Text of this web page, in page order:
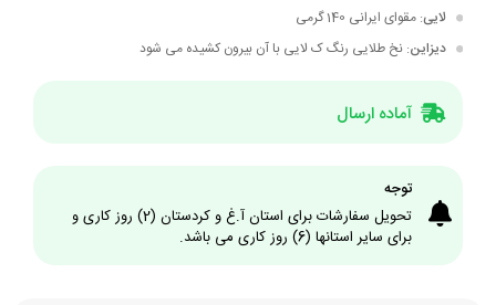
لایی: مقوای ایرانی 140 گرمی
دیزاین: نخ طلایی رنگ ک لایی با آن بیرون کشیده می شود
آماده ارسال
توجه
تحویل سفارشات برای استان آ.غ و کردستان (2) روز کاری و
برای سایر استانها (6) روز کاری می باشد.